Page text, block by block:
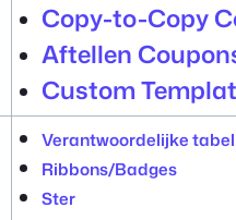
Copy-to-Copy
Aftellen
Custom
Verantwoordelijke
Ribbons/Badges
Ster